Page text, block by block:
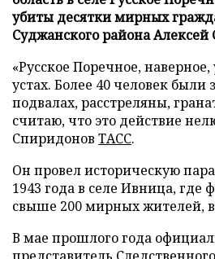
убиты десятки мирных
Суджанского района
«Русское Поречное, наверное,
устах. Более 40 человек были
подвалах, расстреляны,
считаю, что это действие
Спиридонов ТАСС.
Он провел историческую
1943 года в селе Ивница,
свыше 200 мирных жителей,
В мае прошлого года